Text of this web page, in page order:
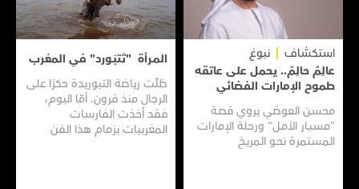
استكشاف
نبوغ
عالِمٌ حالِمٌ.. يحمل على عاتقه
طموح الإمارات الفضائي
محسن العوضي يروي قصـة
"مسبـار الأمـل" ورحلة الإمارات
المستمرة نحـو المريـخ
المـرأة "تَتبَـورد" في المغرب
ظلّت رياضة التبوريدة حكرًا على
الرجال منذ قرون. أمّا اليوم،
فقد أخذت الفارسات
المغربيات بزمام هذا الفن